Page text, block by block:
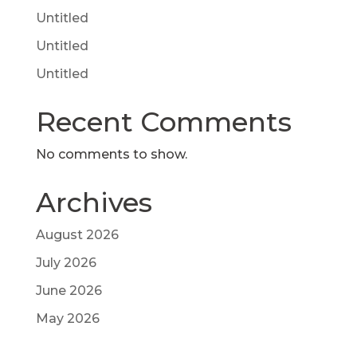
Untitled
Untitled
Untitled
Recent Comments
No comments to show.
Archives
August 2026
July 2026
June 2026
May 2026